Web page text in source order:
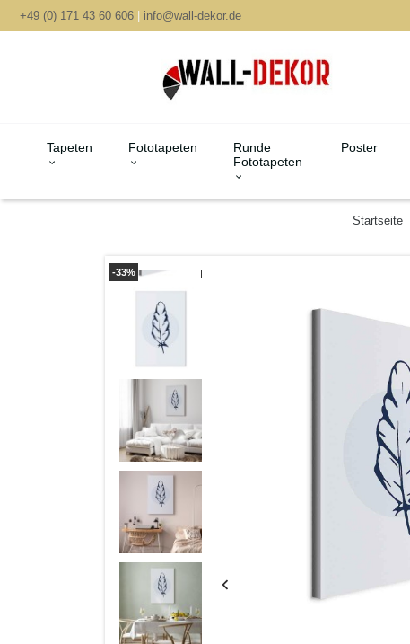
+49 (0) 171 43 60 606 | info@wall-dekor.de
Tapeten Fototapeten
Runde
Fototapeten
Poster
Startseite
-33%